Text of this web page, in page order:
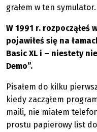
grałem w ten symulator.
W 1991 r. rozpocząłeś
pojawiłeś się na
Basic XL i – niestety
Demo”.
Pisałem do kilku
kiedy zacząłem
maili, nie miałem
prostu papierowy list